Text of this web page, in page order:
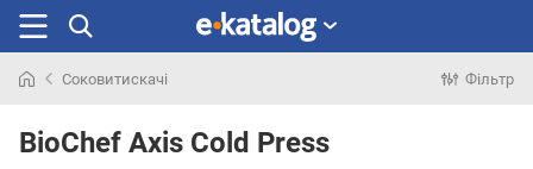
раніше
Соковитискачі Фільтр
BioChef Axis Cold Press